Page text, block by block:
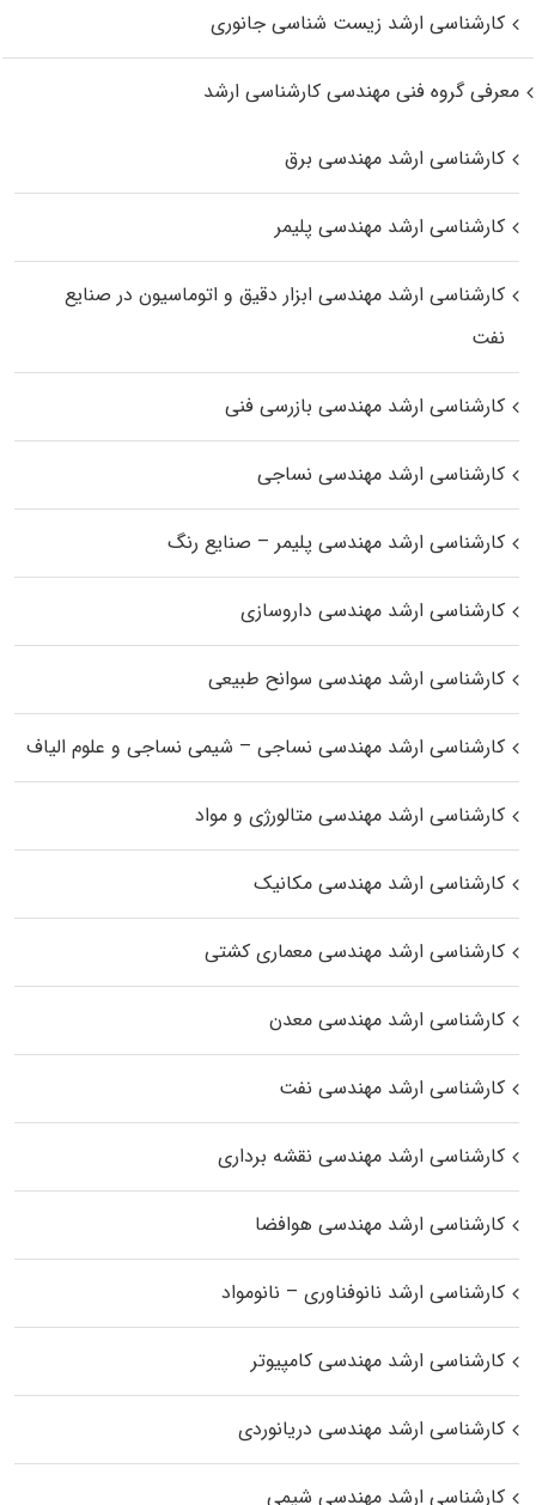
کارشناسی ارشد زیست‌ شناسی جانوری
معرفی گروه فنی مهندسی کارشناسی ارشد
کارشناسی ارشد مهندسی برق
کارشناسی ارشد مهندسی پلیمر
کارشناسی ارشد مهندسی ابزار دقیق و اتوماسیون در صنایع
نفت
کارشناسی ارشد مهندسی بازرسی فنی
کارشناسی ارشد مهندسی نساجی
کارشناسی ارشد مهندسی پلیمر – صنایع رنگ
کارشناسی ارشد مهندسی داروسازی
کارشناسی ارشد مهندسی سوانح طبیعی
کارشناسی ارشد مهندسی نساجی – شیمی نساجی و علوم الیاف
کارشناسی ارشد مهندسی متالورژی و مواد
کارشناسی ارشد مهندسی مکانیک
کارشناسی ارشد مهندسی معماری کشتی
کارشناسی ارشد مهندسی معدن
کارشناسی ارشد مهندسی نفت
کارشناسی ارشد مهندسی نقشه برداری
کارشناسی ارشد مهندسی هوافضا
کارشناسی ارشد نانوفناوری – نانومواد
کارشناسی ارشد مهندسی کامپیوتر
کارشناسی ارشد مهندسی دریانوردی
کارشناسی ارشد مهندسی شیمی